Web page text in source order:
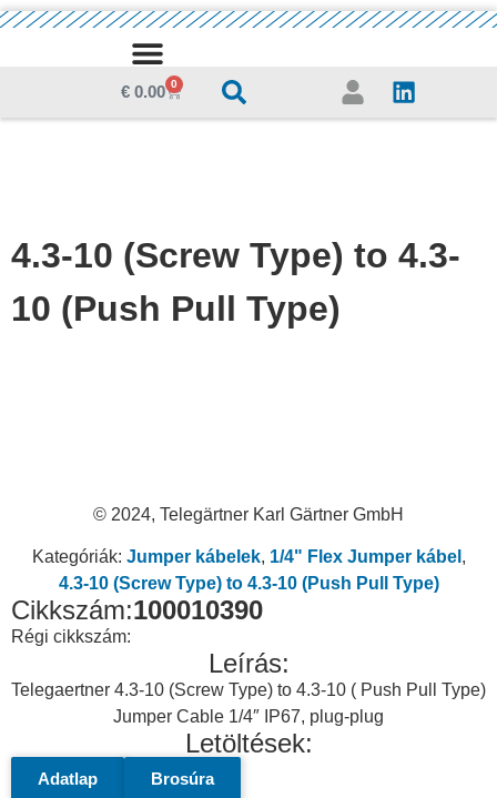
€ 0.00 0
4.3-10 (Screw Type) to 4.3-
10 (Push Pull Type)
© 2024, Telegärtner Karl Gärtner GmbH
Kategóriák: Jumper kábelek, 1/4" Flex Jumper kábel ,
4.3-10 (Screw Type) to 4.3-10 (Push Pull Type)
Cikkszám:100010390
Régi cikkszám:
Leírás:
Telegaertner 4.3-10 (Screw Type) to 4.3-10 ( Push Pull Type)
Jumper Cable 1/4″ IP67, plug-plug
Letöltések:
Adatlap
Brosúra